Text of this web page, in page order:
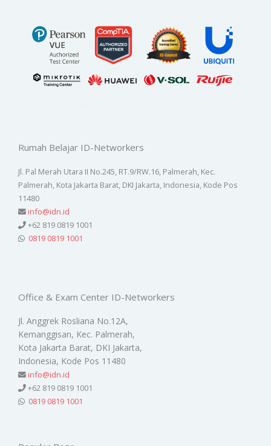
Rumah Belajar ID-Networkers
Jl. Pal Merah Utara II No.245, RT.9/RW.16, Palmerah, Kec.
Palmerah, Kota Jakarta Barat, DKI Jakarta, Indonesia, Kode Pos
11480
info@idn.id
+62 819 0819 1001
0819 0819 1001
Office & Exam Center ID-Networkers
Jl. Anggrek Rosliana No.12A,
Kemanggisan, Kec. Palmerah,
Kota Jakarta Barat, DKI Jakarta,
Indonesia, Kode Pos 11480
info@idn.id
+62 819 0819 1001
0819 0819 1001